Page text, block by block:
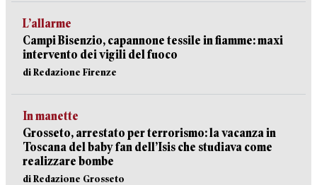
L’allarme
Campi Bisenzio, capannone tessile in fiamme: maxi
intervento dei vigili del fuoco
di Redazione Firenze
In manette
Grosseto, arrestato per terrorismo: la vacanza in
Toscana del baby fan dell’Isis che studiava come
realizzare bombe
di Redazione Grosseto